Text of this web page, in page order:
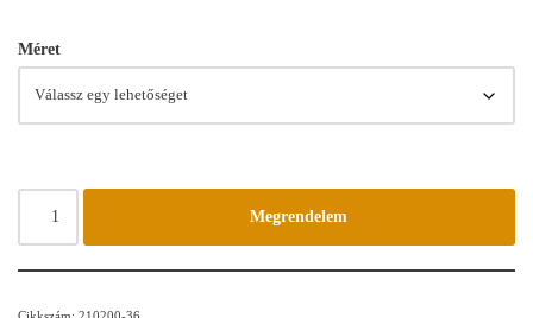
Méret
Megrendelem